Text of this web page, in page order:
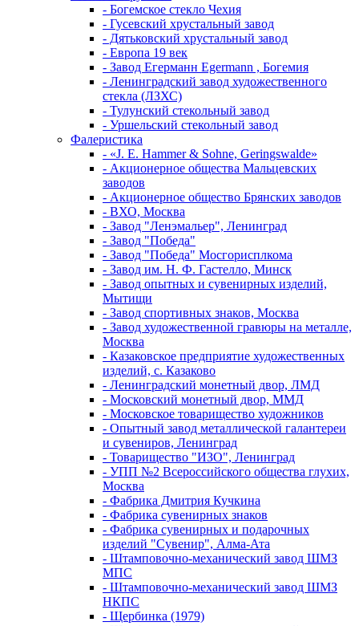
- Богемское стекло Чехия
- Гусевский хрустальный завод
- Дятьковский хрустальный завод
- Европа 19 век
- Завод Егерманн Egermann , Богемия
- Ленинградский завод художественного
стекла (ЛЗХС)
- Тулунский стекольный завод
- Уршельский стекольный завод
Фалеристика
- «J. E. Hammer & Sohne, Geringswalde»
- Акционерное общества Мальцевских
заводов
- Акционерное общество Брянских заводов
- ВХО, Москва
- Завод "Ленэмальер", Ленинград
- Завод "Победа"
- Завод "Победа" Мосгорисплкома
- Завод им. Н. Ф. Гастелло, Минск
- Завод опытных и сувенирных изделий,
Мытищи
- Завод спортивных знаков, Москва
- Завод художественной гравюры на металле,
Москва
- Казаковское предприятие художественных
изделий, с. Казаково
- Ленинградский монетный двор, ЛМД
- Московский монетный двор, ММД
- Московское товарищество художников
- Опытный завод металлической галантереи
и сувениров, Ленинград
- Товарищество "ИЗО", Ленинград
- УПП №2 Всероссийского общества глухих,
Москва
- Фабрика Дмитрия Кучкина
- Фабрика сувенирных знаков
- Фабрика сувенирных и подарочных
изделий "Сувенир", Алма-Ата
- Штамповочно-механический завод ШМЗ
МПС
- Штамповочно-механический завод ШМЗ
НКПС
- Щербинка (1979)